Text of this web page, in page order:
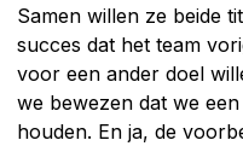
Samen willen ze beide
succes dat het team
voor een ander doel
we bewezen dat we
houden. En ja, de